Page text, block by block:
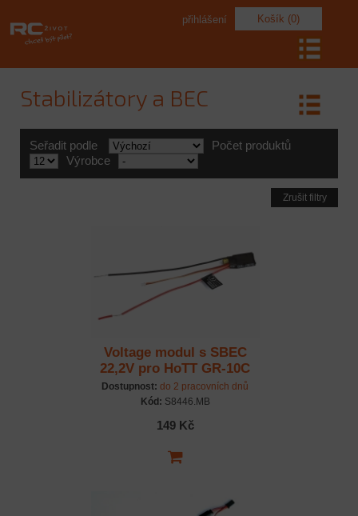
Košík (0)
přihlášení
Stabilizátory a BEC
Seřadit podle
Počet produktů
Výrobce
Zrušit filtry
Voltage modul s SBEC
22,2V pro HoTT GR-10C
Dostupnost: do 2 pracovních dnů
Kód: S8446.MB
149 Kč